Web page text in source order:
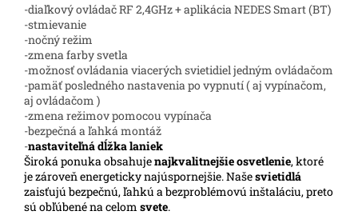
-diaľkový ovládač RF 2,4GHz + aplikácia NEDES Smart (BT)
-stmievanie
-nočný režim
-zmena farby svetla
-možnosť ovládania viacerých svietidiel jedným ovládačom
-pamäť posledného nastavenia po vypnutí ( aj vypínačom,
aj ovládačom )
-zmena režimov pomocou vypínača
-bezpečná a ľahká montáž
-nastaviteľná dĺžka laniek
Široká ponuka obsahujenajkvalitnejšie osvetlenie, ktoré
je zároveň energeticky najúspornejšie. Našesvietidlá
zaisťujú bezpečnú, ľahkú a bezproblémovú inštaláciu, preto
sú obľúbené na celom svete.